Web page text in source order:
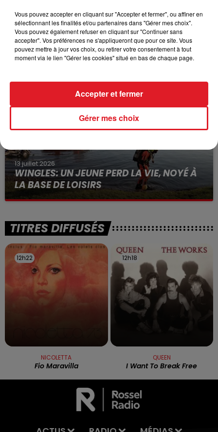
15 juillet 2026
BÉTHUNE: ENQUÊTE POUR HOMICIDE
VOLONTAIRE EN COURS, APRÈS LA...
13 juillet 2026
WINGLES: UN JEUNE PERD LA VIE, NOYÉ À
LA BASE DE LOISIRS
La victime a coulé à pic
TITRES DIFFUSÉS
12h22
12h22
NICOLETTA
Fio Maravilla
12h18
12h18
QUEEN
I Want To Break Free
Vous pouvez accepter en cliquant sur "Accepter et fermer", ou affiner en
sélectionnant les finalités et/ou partenaires dans "Gérer mes choix".
Vous pouvez également refuser en cliquant sur "Continuer sans
accepter". Vos préférences ne s'appliqueront que pour ce site. Vous
pouvez mettre à jour vos choix, ou retirer votre consentement à tout
moment via le lien "Gérer les cookies" situé en bas de chaque page.
Gérer mes choix
Accepter et fermer